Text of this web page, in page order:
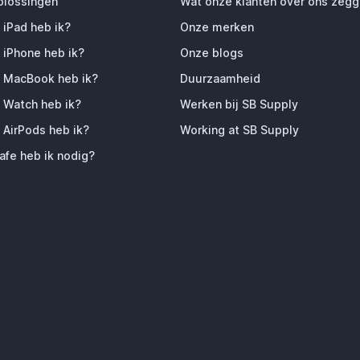
heb ik?
heb ik?
heb ik?
heb ik?
heb ik?
heb ik nodig?
Onze merken
Onze blogs
Duurzaamheid
Werken bij SB Supply
Working at SB Supply